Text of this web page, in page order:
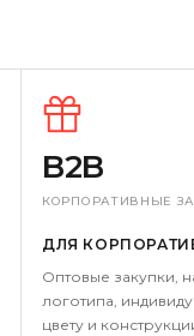
B2B
КОРПОРАТИВНЫЕ
ДЛЯ
Оптовые закупки,
логотипа,
цвету и